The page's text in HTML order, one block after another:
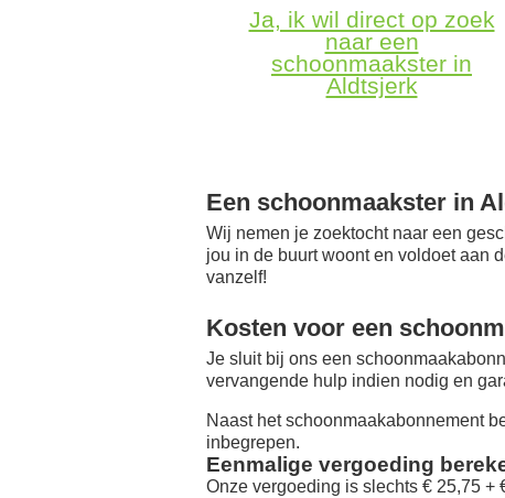
Ja, ik wil direct op zoek
naar een
schoonmaakster in
Aldtsjerk
Een schoonmaakster in
Wij nemen je zoektocht naar een
jou in de buurt woont en voldoet aan
vanzelf!
Kosten voor een
Je sluit bij ons een
vervangende hulp indien nodig en
Naast het schoonmaakabonnement
inbegrepen.
Eenmalige vergoeding
Onze vergoeding is slechts € 25,75 +